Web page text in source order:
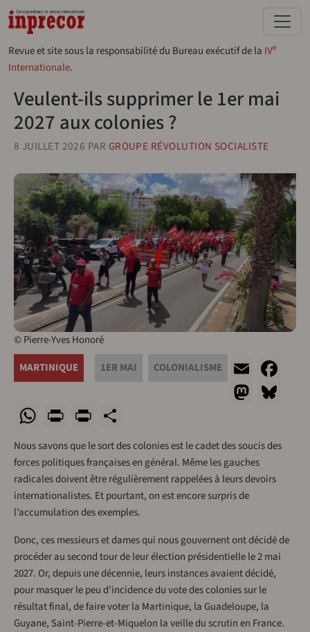
Aller au contenu principal
Revue et site sous la responsabilité du Bureau exécutif de la IVe
Internationale.
Veulent-ils supprimer le 1er mai
2027 aux colonies ?
8 JUILLET 2026 PAR GROUPE RÉVOLUTION SOCIALISTE
© Pierre-Yves Honoré
MARTINIQUE
1ER MAI COLONIALISME Email
WhatsApp
PrintPrintFriendly
Nous savons que le sort des colonies est le cadet des soucis des
forces politiques françaises en général. Même les gauches
radicales doivent être régulièrement rappelées à leurs devoirs
internationalistes. Et pourtant, on est encore surpris de
l’accumulation des exemples.
Donc, ces messieurs et dames qui nous gouvernent ont décidé de
procéder au second tour de leur élection présidentielle le 2 mai
2027. Or, depuis une décennie, leurs instances avaient décidé,
pour masquer le peu d’incidence du vote des colonies sur le
résultat final, de faire voter la Martinique, la Guadeloupe, la
Guyane, Saint-Pierre-et-Miquelon la veille du scrutin en France.